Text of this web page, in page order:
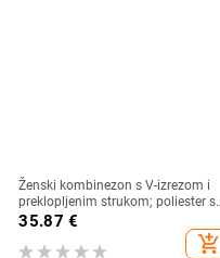
Ženski kombinezon s V-izrezom i
preklopljenim strukom; poliester s
dodatkom spandeksa; visok struk;
dugi ravni hlače; regularni rukavi
35.87 €
add_shopping_cart